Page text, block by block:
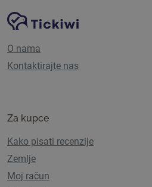
Navigacija stranice
Tickiwi platforma
O nama
Kontaktirajte nas
Za kupce
Kako pisati recenzije
Zemlje
Moj račun